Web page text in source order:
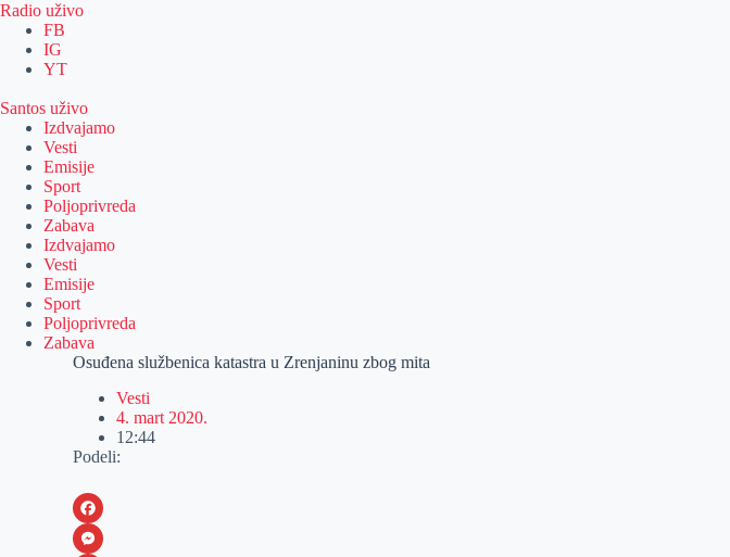
Radio uživo
FB
IG
YT
Santos uživo
Izdvajamo
Vesti
Emisije
Sport
Poljoprivreda
Zabava
Izdvajamo
Vesti
Emisije
Sport
Poljoprivreda
Zabava
Osuđena službenica katastra u Zrenjaninu zbog mita
Vesti
4. mart 2020.
12:44
Podeli:
F